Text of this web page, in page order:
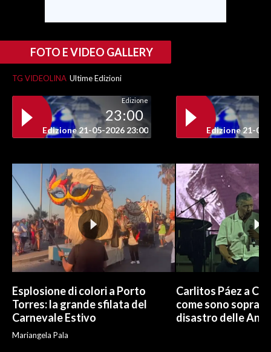
ABBONATI
PUBBLICITÀ
SPIAGGE
STORE
FOTO E VIDEO GALLERY
TG VIDEOLINA Ultime Edizioni
Edizione
23:00
Edizione 21-05-2026 23:00 Edizione 21-05-
Esplosione di colori a Porto
Torres: la grande sfilata del
Carnevale Estivo
Mariangela Pala
Carlitos Páez a
come sono
disastro delle